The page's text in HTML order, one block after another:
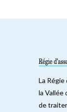
La Régie
la Vallée
de